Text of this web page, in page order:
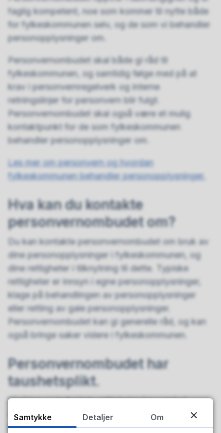
faglig kompetent, noe som kommer til nytte både
for fylkeskommunen selv, og de som vi behandler
personopplysninger om.
Personvernombudet skal både gi råd til
fylkeskommunen, og samtidig følge med på at
krav i personvernregelverk og interne
retningslinjer for personvern blir fulgt.
Personvernombudet skal også være et mulig
kontaktpunkt for de som fylkeskommunen
behandler personopplysninger om.
Les mer om personvern og hvordan
fylkeskommunen behandler personopplysninger.
Hva kan du kontakte
personvernombudet om?
Du kan kontakte personvernombudet om bruk av
dine personopplysninger i fylkeskommunen, og
dine rettigheter i tilknytning til dette. Typiske
rettigheter er innsyn i egne personopplysninger,
klage på behandlingen av personopplysninger
eller retting av gale personopplysninger.
Personvernombudet kan gi generelle råd, og kan
også bringe saker videre i fylkeskommunen.
Personvernombudet har
taushetsplikt.
Styrking av individets rettigheter har vært et
sentralt mål med nytt personvernregelverk. Du
kan lese mer om den enkeltes rettigheter på
Samtykke Detaljer Om